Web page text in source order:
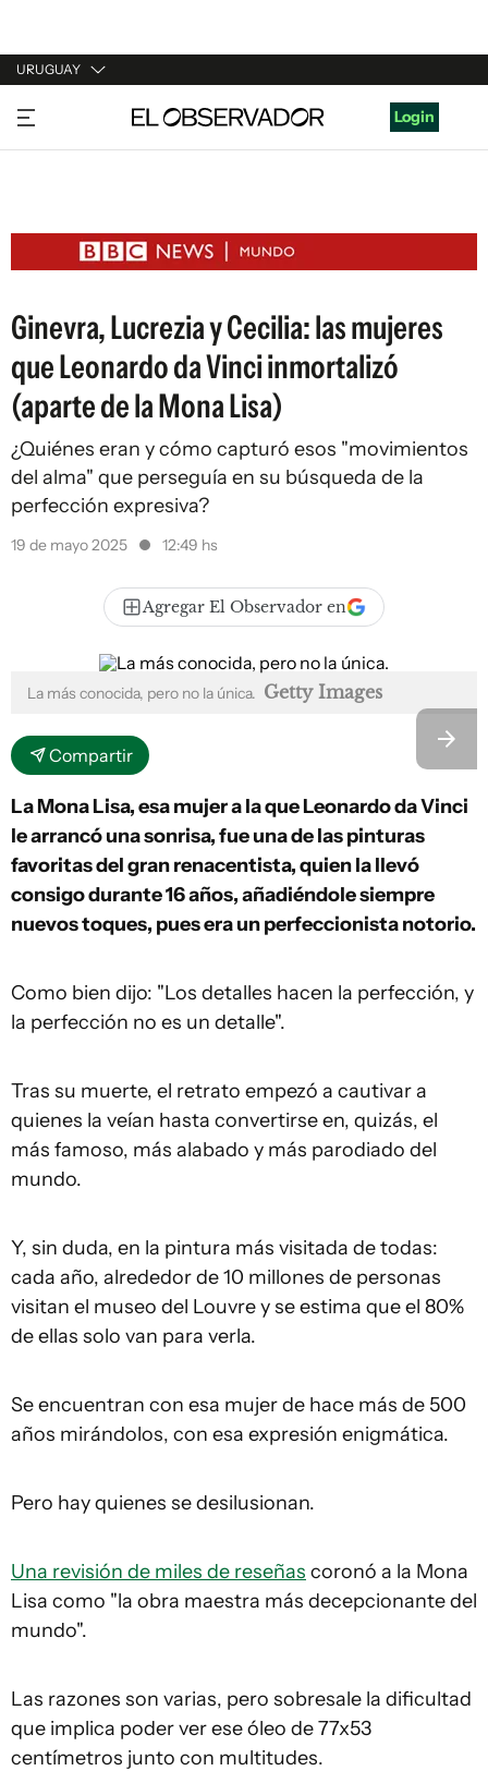
URUGUAY
URUGUAY
ARGENTINA
ESTADOS UNIDOS
Login
Ginevra, Lucrezia y Cecilia: las mujeres
que Leonardo da Vinci inmortalizó
(aparte de la Mona Lisa)
¿Quiénes eran y cómo capturó esos "movimientos
del alma" que perseguía en su búsqueda de la
perfección expresiva?
19 de mayo 2025 12:49 hs
Agregar El Observador en
La más conocida, pero no la única. Getty Images
Compartir
La Mona Lisa, esa mujer a la que Leonardo da Vinci
le arrancó una sonrisa, fue una de las pinturas
favoritas del gran renacentista, quien la llevó
consigo durante 16 años, añadiéndole siempre
nuevos toques, pues era un perfeccionista notorio.
Como bien dijo: "Los detalles hacen la perfección, y
la perfección no es un detalle".
Tras su muerte, el retrato empezó a cautivar a
quienes la veían hasta convertirse en, quizás, el
más famoso, más alabado y más parodiado del
mundo.
Y, sin duda, en la pintura más visitada de todas:
cada año, alrededor de 10 millones de personas
visitan el museo del Louvre y se estima que el 80%
de ellas solo van para verla.
Se encuentran con esa mujer de hace más de 500
años mirándolos, con esa expresión enigmática.
Pero hay quienes se desilusionan.
Una revisión de miles de reseñas coronó a la Mona
Lisa como "la obra maestra más decepcionante del
mundo".
Las razones son varias, pero sobresale la dificultad
que implica poder ver ese óleo de 77x53
centímetros junto con multitudes.